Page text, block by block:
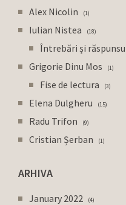
Alex Nicolin 1
Iulian Nistea 18
Întrebări și
Grigorie Dinu Mos 1
Fise de lectura 3
Elena Dulgheru 15
Radu Trifon 9
Cristian Șerban 1
ARHIVA
January 2022 4